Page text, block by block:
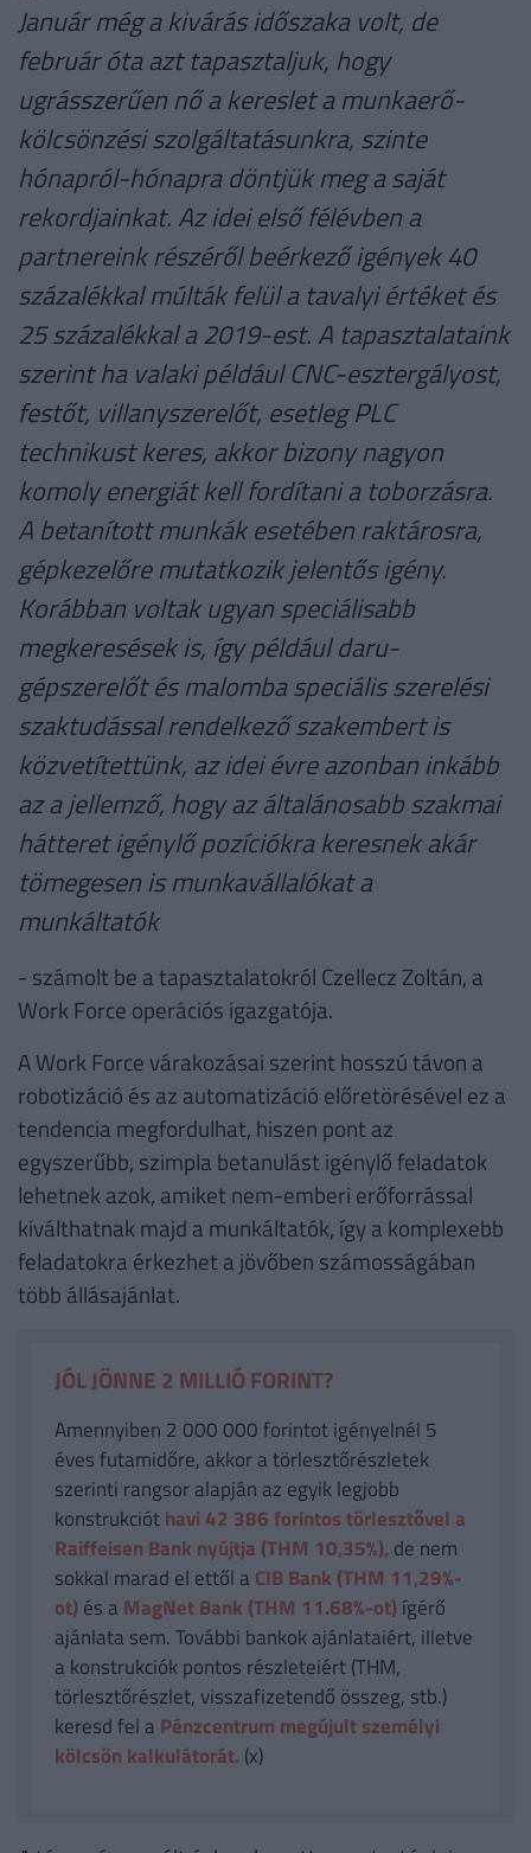
Január még a kivárás időszaka volt, de
február óta azt tapasztaljuk, hogy
ugrásszerűen nő a kereslet a munkaerő-
kölcsönzési szolgáltatásunkra, szinte
hónapról-hónapra döntjük meg a saját
rekordjainkat. Az idei első félévben a
partnereink részéről beérkező igények 40
százalékkal múlták felül a tavalyi értéket és
25 százalékkal a 2019-est. A tapasztalataink
szerint ha valaki például CNC-esztergályost,
festőt, villanyszerelőt, esetleg PLC
technikust keres, akkor bizony nagyon
komoly energiát kell fordítani a toborzásra.
A betanított munkák esetében raktárosra,
gépkezelőre mutatkozik jelentős igény.
Korábban voltak ugyan speciálisabb
megkeresések is, így például daru-
gépszerelőt és malomba speciális szerelési
szaktudással rendelkező szakembert is
közvetítettünk, az idei évre azonban inkább
az a jellemző, hogy az általánosabb szakmai
hátteret igénylő pozíciókra keresnek akár
tömegesen is munkavállalókat a
munkáltatók
- számolt be a tapasztalatokról Czellecz Zoltán, a
Work Force operációs igazgatója.
A Work Force várakozásai szerint hosszú távon a
robotizáció és az automatizáció előretörésével ez a
tendencia megfordulhat, hiszen pont az
egyszerűbb, szimpla betanulást igénylő feladatok
lehetnek azok, amiket nem-emberi erőforrással
kiválthatnak majd a munkáltatók, így a komplexebb
feladatokra érkezhet a jövőben számosságában
több állásajánlat.
JÓL JÖNNE 2 MILLIÓ FORINT?
Amennyiben 2 000 000 forintot igényelnél 5
éves futamidőre, akkor a törlesztőrészletek
szerinti rangsor alapján az egyik legjobb
konstrukcióthavi 42 386 forintos törlesztővel a
Raiffeisen Bank nyújtja (THM 10,35%), de nem
sokkal marad el ettől a CIB Bank (THM 11,29%-
ot)és a MagNet Bank (THM 11.68%-ot)ígérő
ajánlata sem. További bankok ajánlataiért, illetve
a konstrukciók pontos részleteiért (THM,
törlesztőrészlet, visszafizetendő összeg, stb.)
keresd fel a Pénzcentrum megújult személyi
kölcsön kalkulátorát. (x)